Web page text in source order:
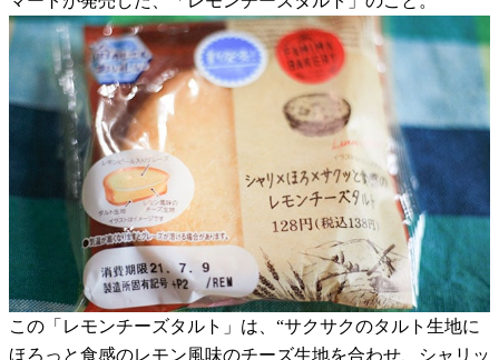
この「レモンチーズタルト」は、“サクサクのタルト生地に
ほろっと食感のレモン風味のチーズ生地を合わせ、シャリッ